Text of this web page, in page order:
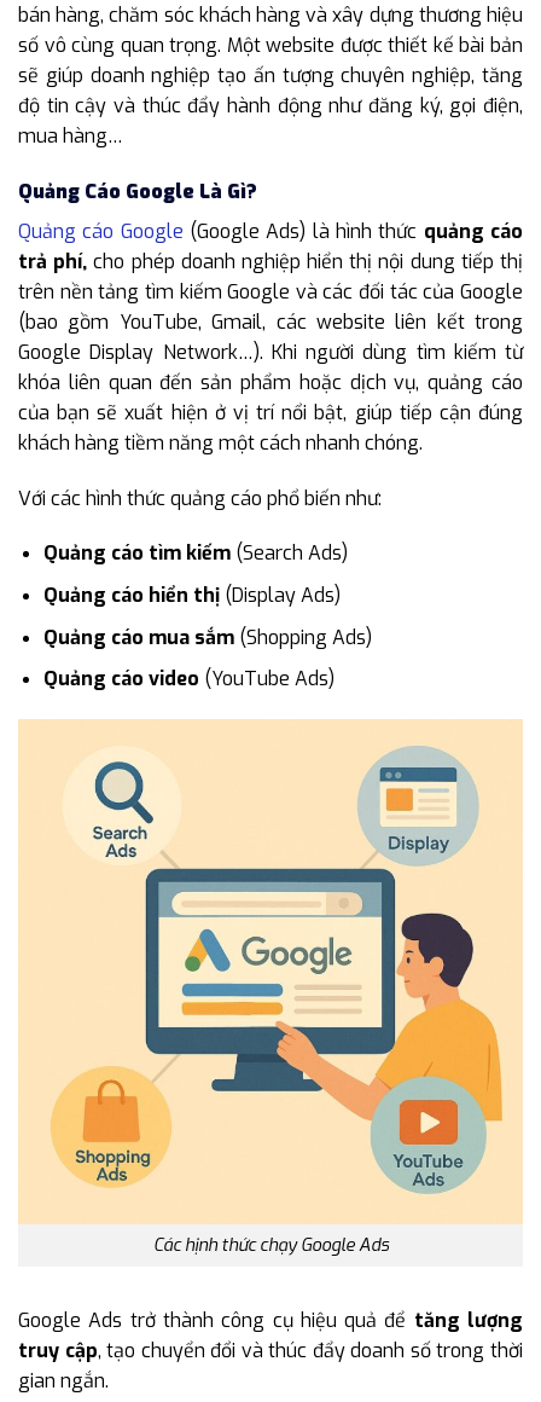
bán hàng, chăm sóc khách hàng và xây dựng thương hiệu
số vô cùng quan trọng. Một website được thiết kế bài bản
sẽ giúp doanh nghiệp tạo ấn tượng chuyên nghiệp, tăng
độ tin cậy và thúc đẩy hành động như đăng ký, gọi điện,
mua hàng…
Quảng Cáo Google Là Gì?
Quảng cáo Google (Google Ads) là hình thức quảng cáo
trả phí, cho phép doanh nghiệp hiển thị nội dung tiếp thị
trên nền tảng tìm kiếm Google và các đối tác của Google
(bao gồm YouTube, Gmail, các website liên kết trong
Google Display Network…). Khi người dùng tìm kiếm từ
khóa liên quan đến sản phẩm hoặc dịch vụ, quảng cáo
của bạn sẽ xuất hiện ở vị trí nổi bật, giúp tiếp cận đúng
khách hàng tiềm năng một cách nhanh chóng.
Với các hình thức quảng cáo phổ biến như:
Quảng cáo tìm kiếm(Search Ads)
Quảng cáo hiển thị(Display Ads)
Quảng cáo mua sắm(Shopping Ads)
Quảng cáo video (YouTube Ads)
Các hịnh thức chạy Google Ads
Google Ads trở thành công cụ hiệu quả để tăng lượng
truy cập, tạo chuyển đổi và thúc đẩy doanh số trong thời
gian ngắn.